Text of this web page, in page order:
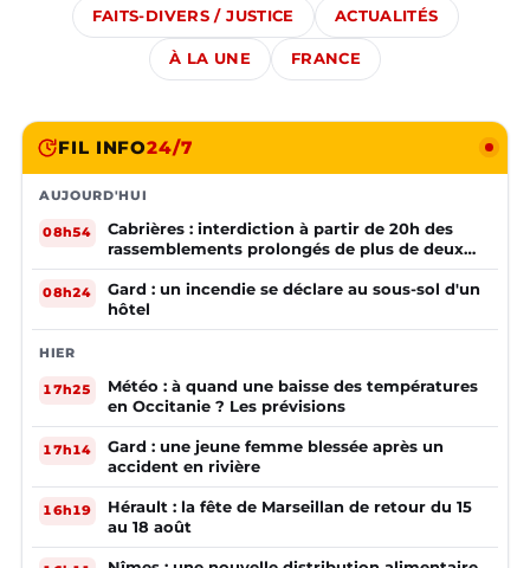
FAITS-DIVERS / JUSTICE ACTUALITÉS
À LA UNE FRANCE
FIL INFO24/7
AUJOURD'HUI
08h54
Cabrières : interdiction à partir de 20h des
rassemblements prolongés de plus de deux
mineurs non accompagnés d'un adulte
08h24
Gard : un incendie se déclare au sous-sol d'un
hôtel
HIER
17h25
Météo : à quand une baisse des températures
en Occitanie ? Les prévisions
17h14
Gard : une jeune femme blessée après un
accident en rivière
16h19
Hérault : la fête de Marseillan de retour du 15
au 18 août